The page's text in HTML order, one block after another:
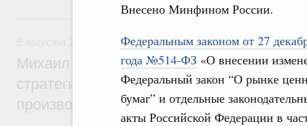
Внесено Минфином России.
Федеральным законом от 27
года №514-ФЗ «О внесении
Федеральный закон “О рынке
бумаг” и отдельные
акты Российской Федерации в
Вчера
Вопросы производительности труда и
Михаил Мишустин дал поручения по
стратегической сессии, посвящённой
производительности труда